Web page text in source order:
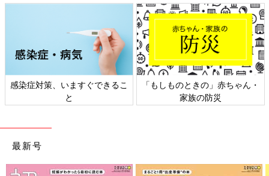
感染症対策、いますぐできるこ
と
「もしものときの」赤ちゃん・
家族の防災
最新号